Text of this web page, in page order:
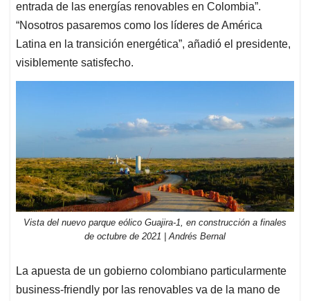
entrada de las energías renovables en Colombia”.
“Nosotros pasaremos como los líderes de América
Latina en la transición energética”, añadió el presidente,
visiblemente satisfecho.
Vista del nuevo parque eólico Guajira-1, en construcción a finales
de octubre de 2021 | Andrés Bernal
La apuesta de un gobierno colombiano particularmente
business-friendly por las renovables va de la mano de